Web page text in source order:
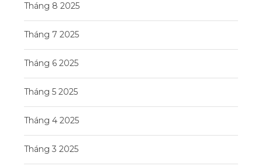
Tháng 8 2025
Tháng 7 2025
Tháng 6 2025
Tháng 5 2025
Tháng 4 2025
Tháng 3 2025